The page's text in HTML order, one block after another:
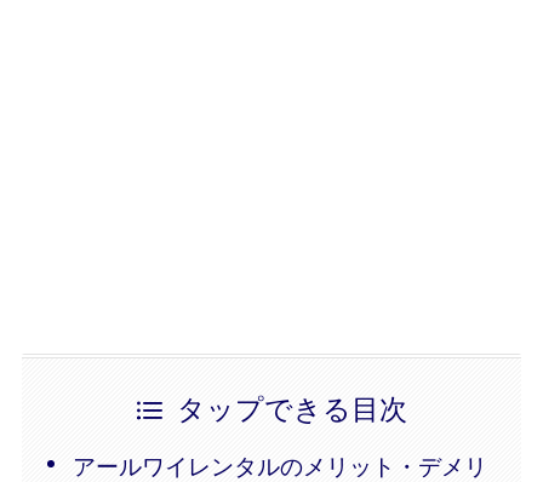
タップできる目次
アールワイレンタルのメリット・デメリ